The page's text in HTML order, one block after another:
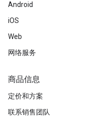
Android
iOS
Web
网络服务
商品信息
定价和方案
联系销售团队